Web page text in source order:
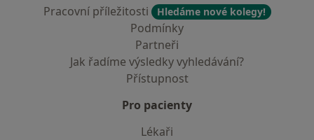
Pracovní příležitosti
Hledáme nové kolegy!
Podmínky
Partneři
Jak řadíme výsledky vyhledávání?
Přístupnost
Pro pacienty
Lékaři